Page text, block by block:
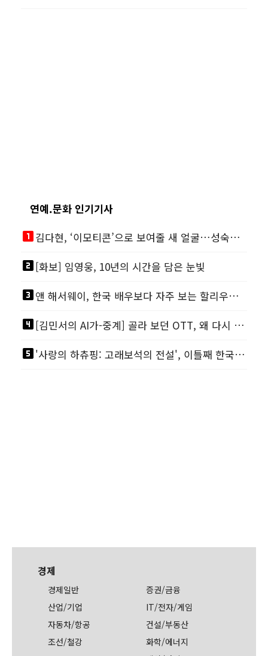
연예.문화 인기기사
looks_one 김다현, ‘이모티콘’으로 보여줄 새 얼굴…성숙해진 비주얼
looks_two[화보] 임영웅, 10년의 시간을 담은 눈빛
looks_3 앤 해서웨이, 한국 배우보다 자주 보는 할리우드 스타
looks_4 [김민서의 AI가-중계] 골라 보던 OTT, 왜 다시 ‘본방 사수’를 부르나
looks_5 '사랑의 하츄핑: 고래보석의 전설', 이틀째 한국 영화 1위
경제
경제일반
증권/금융
산업/기업
IT/전자/게임
자동차/항공
건설/부동산
조선/철강
화학/에너지